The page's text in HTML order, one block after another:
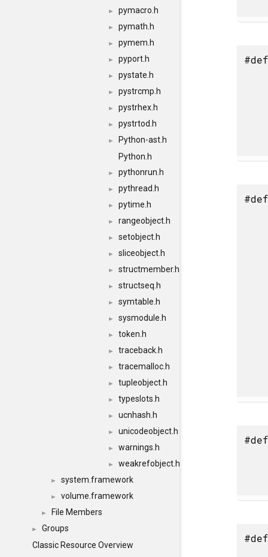
► pymacro.h
► pymath.h
► pymem.h
► pyport.h
► pystate.h
► pystrcmp.h
► pystrhex.h
► pystrtod.h
►
Python-ast.h
Python.h
► pythonrun.h
► pythread.h
► pytime.h
► rangeobject.h
► setobject.h
► sliceobject.h
► structmember.h
► structseq.h
► symtable.h
► sysmodule.h
► token.h
► traceback.h
► tracemalloc.h
► tupleobject.h
► typeslots.h
► ucnhash.h
► unicodeobject.h
► warnings.h
► weakrefobject.h
► system.framework
► volume.framework
► File Members
►
Groups
Classic Resource Overview